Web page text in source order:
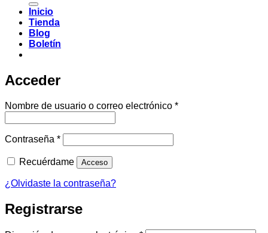
Inicio
Tienda
Blog
Boletín
Acceder
Nombre de usuario o correo electrónico *Obligatorio
Contraseña *Obligatorio
Recuérdame Acceso
¿Olvidaste la contraseña?
Registrarse